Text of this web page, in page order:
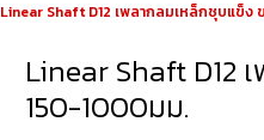
Linear Shaft D12 เพลากลมเหล็กชุบแข็ง
Linear Shaft D12
150-1000มม.